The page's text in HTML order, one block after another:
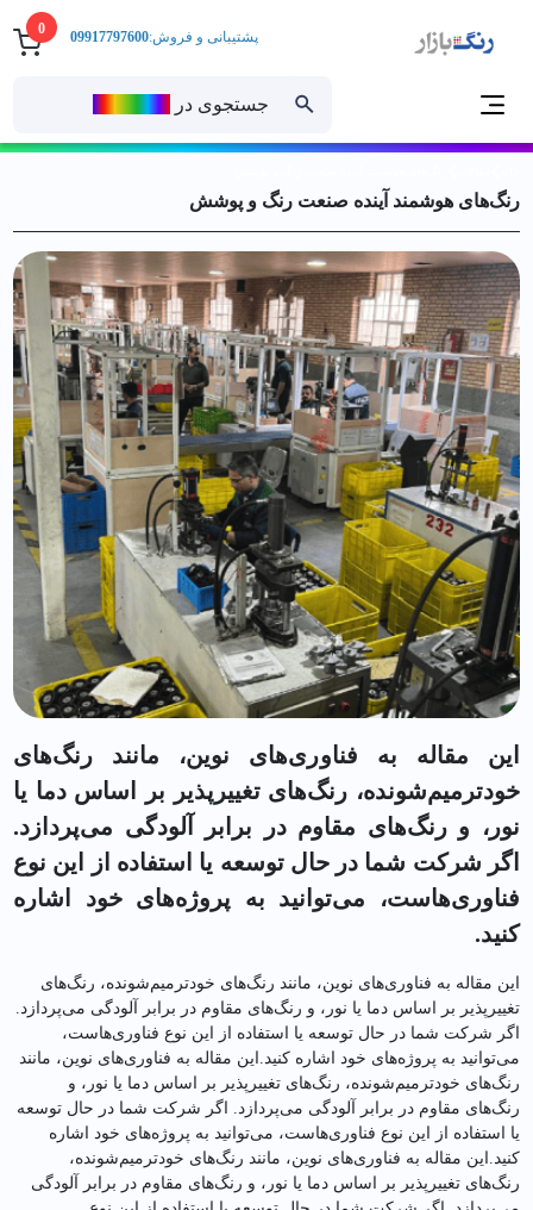
0
جستجوی در
پشتیبانی و فروش:09917797600
رنگ‌های هوشمند آینده صنعت رنگ و پوشش
این مقاله به فناوری‌های نوین، مانند رنگ‌های
خودترمیم‌شونده، رنگ‌های تغییرپذیر بر اساس دما یا
نور، و رنگ‌های مقاوم در برابر آلودگی می‌پردازد.
اگر شرکت شما در حال توسعه یا استفاده از این نوع
فناوری‌هاست، می‌توانید به پروژه‌های خود اشاره
کنید.
این مقاله به فناوری‌های نوین، مانند رنگ‌های خودترمیم‌شونده، رنگ‌های
تغییرپذیر بر اساس دما یا نور، و رنگ‌های مقاوم در برابر آلودگی می‌پردازد.
اگر شرکت شما در حال توسعه یا استفاده از این نوع فناوری‌هاست،
می‌توانید به پروژه‌های خود اشاره کنید.این مقاله به فناوری‌های نوین، مانند
رنگ‌های خودترمیم‌شونده، رنگ‌های تغییرپذیر بر اساس دما یا نور، و
رنگ‌های مقاوم در برابر آلودگی می‌پردازد. اگر شرکت شما در حال توسعه
یا استفاده از این نوع فناوری‌هاست، می‌توانید به پروژه‌های خود اشاره
کنید.این مقاله به فناوری‌های نوین، مانند رنگ‌های خودترمیم‌شونده،
رنگ‌های تغییرپذیر بر اساس دما یا نور، و رنگ‌های مقاوم در برابر آلودگی